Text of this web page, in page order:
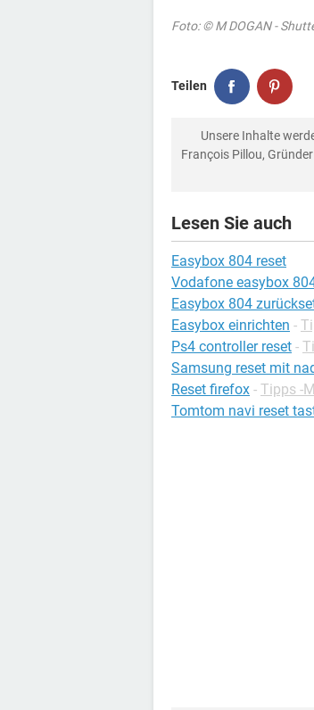
Foto: © M DOGAN -
Teilen
Unsere Inhalte
François Pillou,
Lesen Sie auch
Easybox 804 reset
Vodafone easybox
Easybox 804
Easybox einrichten -
Ps4 controller reset -
Samsung reset mit
Reset firefox - Tipps -
Tomtom navi reset